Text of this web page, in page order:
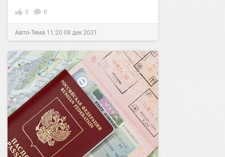
0 0
Авто-Тема 11:20 08 дек 2021